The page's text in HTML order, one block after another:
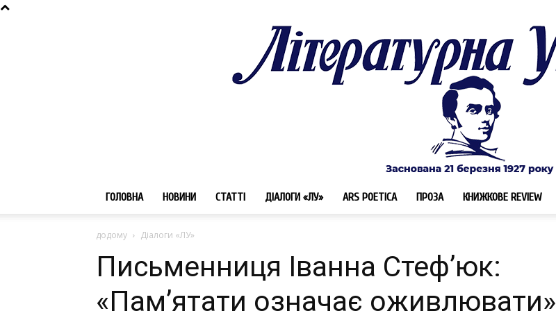
ГОЛОВНА НОВИНИ СТАТТІ ДІАЛОГИ «ЛУ» ARS POETICA ПРОЗА КНИЖКОВЕ REVIEW
додому Діалоги «ЛУ»
Письменниця Іванна Стеф’юк:
«Пам’ятати означає оживлювати»